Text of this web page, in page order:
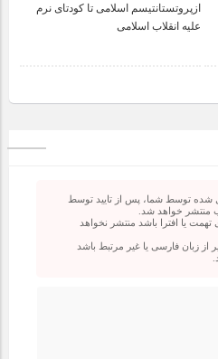
ازپروتستانتیسم اسلامی تا کودتای نرم
علیه انقلاب اسلامی
شده توسط شما، پس از تایید توسط
منتشر خواهد شد.
تهمت یا افترا باشد منتشر نخواهد
از زبان فارسی یا غیر مرتبط باشد